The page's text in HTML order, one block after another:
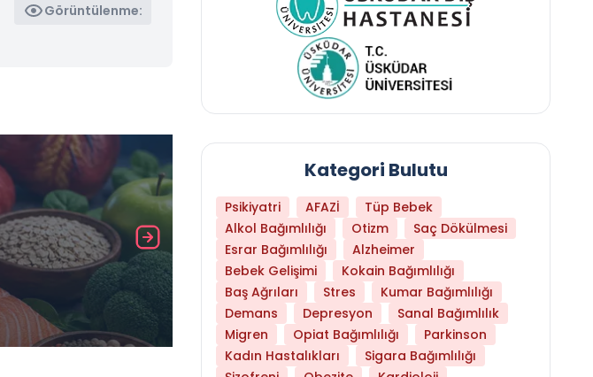
Görüntülenme:
Daha Az Protein Tüketmek Yaşlanmayı
Kategori Bulutu
Psikiyatri AFAZİ
Tüp Bebek
Alkol Bağımlılığı
Otizm
Saç Dökülmesi
Esrar Bağımlılığı
Alzheimer
Bebek Gelişimi
Kokain Bağımlılığı
Baş Ağrıları
Stres
Kumar Bağımlılığı
Demans
Depresyon
Sanal Bağımlılık
Migren
Opiat Bağımlılığı
Parkinson
Kadın Hastalıkları
Sigara Bağımlılığı